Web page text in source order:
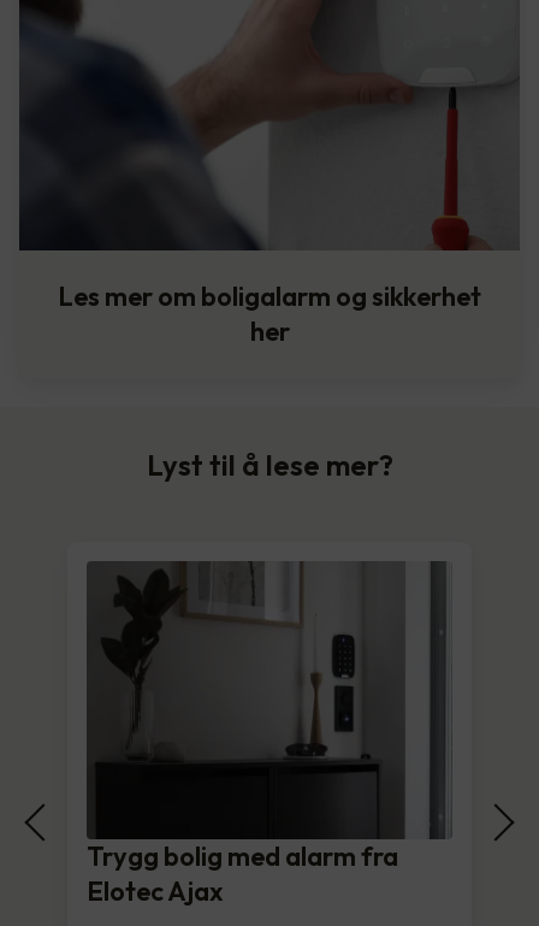
Les mer om boligalarm og sikkerhet
her
Lyst til å lese mer?
Trygg bolig med alarm fra
Elotec Ajax